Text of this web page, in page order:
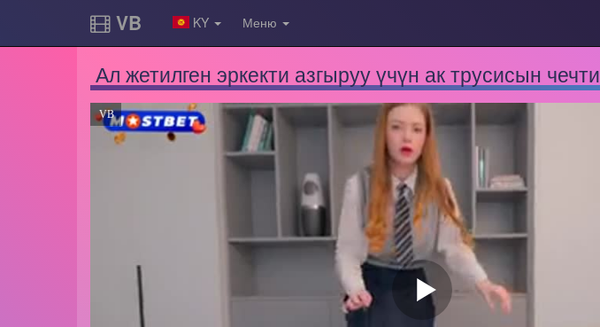
VB KY Меню
Ал жетилген эркекти азгыруу үчүн ак трусисын чечти
VB